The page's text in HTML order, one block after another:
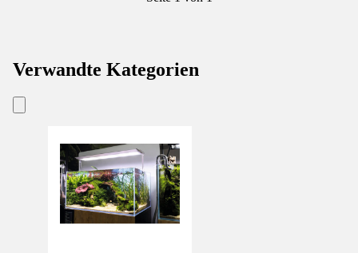
Verwandte Kategorien